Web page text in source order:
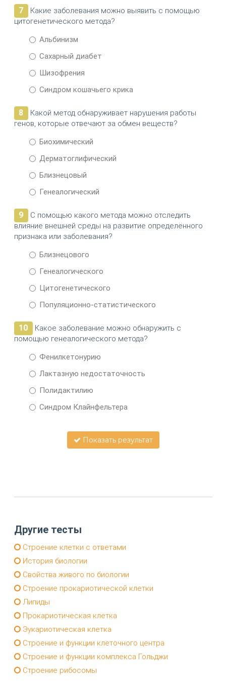
7
Какие заболевания можно выявить с помощью
цитогенетического метода?
Альбинизм
Сахарный диабет
Шизофрения
Синдром кошачьего крика
8
Какой метод обнаруживает нарушения работы
генов, которые отвечают за обмен веществ?
Биохимический
Дерматоглифический
Близнецовый
Генеалогический
9
С помощью какого метода можно отследить
влияние внешней среды на развитие определённого
признака или заболевания?
Близнецового
Генеалогического
Цитогенетического
Популяционно-статистического
10
Какое заболевание можно обнаружить с
помощью генеалогического метода?
Фенилкетонурию
Лактазную недостаточность
Полидактилию
Синдром Клайнфельтера
Показать результат
Другие тесты
Cтроение клетки с ответами
История биологии
Свойства живого по биологии
Строение прокариотической клетки
Липиды
Прокариотическая клетка
Эукариотическая клетка
Строение и функции клеточного центра
Строение и функции комплекса Гольджи
Строение рибосомы